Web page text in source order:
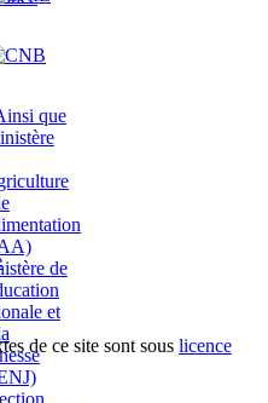
de ce site sont sous licence